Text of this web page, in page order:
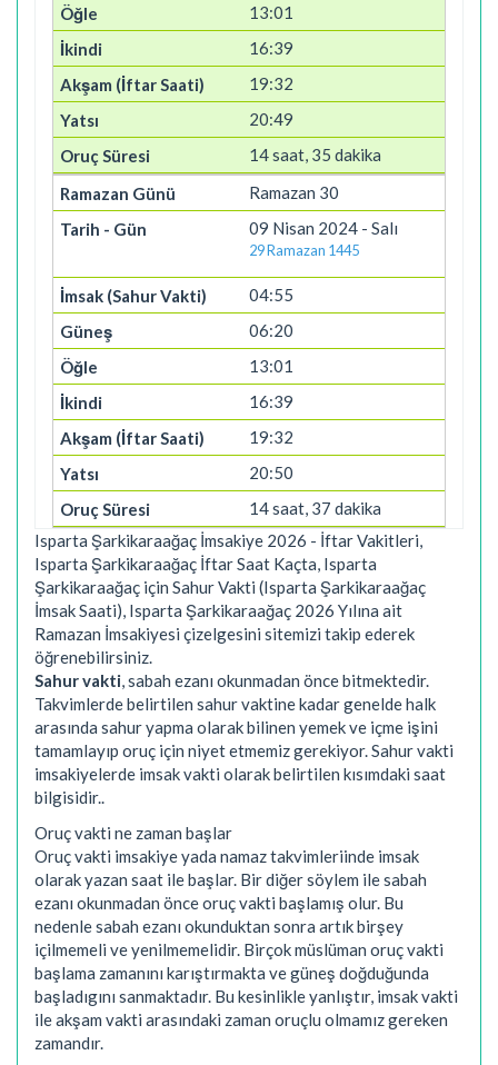
13:01
16:39
19:32
20:49
14 saat, 35 dakika
Ramazan 30
09 Nisan 2024 - Salı
29 Ramazan 1445
04:55
06:20
13:01
16:39
19:32
20:50
14 saat, 37 dakika
Isparta Şarkikaraağaç İmsakiye 2026 - İftar Vakitleri,
Isparta Şarkikaraağaç İftar Saat Kaçta, Isparta
Şarkikaraağaç için Sahur Vakti (Isparta Şarkikaraağaç
İmsak Saati), Isparta Şarkikaraağaç 2026 Yılına ait
Ramazan İmsakiyesi çizelgesini sitemizi takip ederek
öğrenebilirsiniz.
Sahur vakti, sabah ezanı okunmadan önce bitmektedir.
Takvimlerde belirtilen sahur vaktine kadar genelde halk
arasında sahur yapma olarak bilinen yemek ve içme işini
tamamlayıp oruç için niyet etmemiz gerekiyor. Sahur vakti
imsakiyelerde imsak vakti olarak belirtilen kısımdaki saat
bilgisidir..
Oruç vakti ne zaman başlar
Oruç vakti imsakiye yada namaz takvimleriinde imsak
olarak yazan saat ile başlar. Bir diğer söylem ile sabah
ezanı okunmadan önce oruç vakti başlamış olur. Bu
nedenle sabah ezanı okunduktan sonra artık birşey
içilmemeli ve yenilmemelidir. Birçok müslüman oruç vakti
başlama zamanını karıştırmakta ve güneş doğduğunda
başladıgını sanmaktadır. Bu kesinlikle yanlıştır, imsak vakti
ile akşam vakti arasındaki zaman oruçlu olmamız gereken
zamandır.